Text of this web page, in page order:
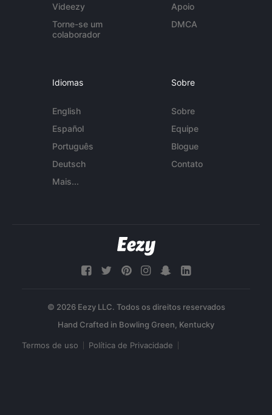
Videezy
Torne-se um
colaborador
Apoio
DMCA
Idiomas
English
Español
Português
Deutsch
Mais...
Sobre
Sobre
Equipe
Blogue
Contato
© 2026 Eezy LLC. Todos os direitos reservados
Termos de uso Política de Privacidade